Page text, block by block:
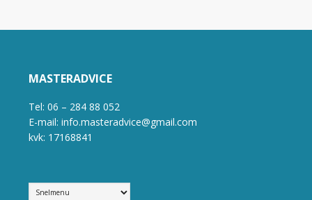
MASTERADVICE
Tel: 06 – 284 88 052
E-mail: info.masteradvice@gmail.com
kvk: 17168841